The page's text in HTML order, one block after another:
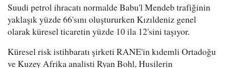
Suudi petrol ihracatı normalde Babu'l Mendeb trafiğinin
yaklaşık yüzde 66'sını oluştururken Kızıldeniz genel
olarak küresel ticaretin yüzde 10 ila 12'sini taşıyor.
Küresel risk istihbaratı şirketi RANE'in kıdemli Ortadoğu
ve Kuzey Afrika analisti Ryan Bohl, Husilerin